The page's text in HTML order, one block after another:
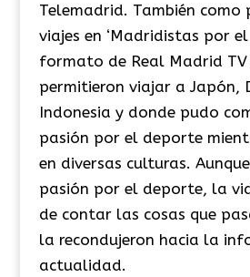
Telemadrid. También como
viajes en ‘Madridistas por el
formato de Real Madrid TV
permitieron viajar a Japón,
Indonesia y donde pudo
pasión por el deporte
en diversas culturas.
pasión por el deporte, la
de contar las cosas que
la recondujeron hacia la
actualidad.